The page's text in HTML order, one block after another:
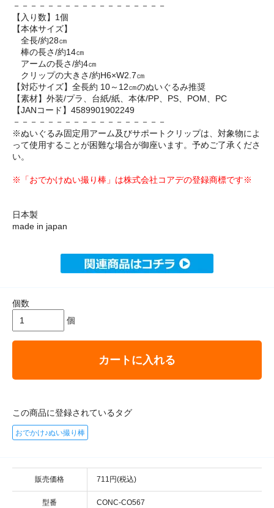
－－－－－－－－－－－－－－－－－－
【入り数】1個
【本体サイズ】
全長/約28㎝
棒の長さ/約14㎝
アームの長さ/約4㎝
クリップの大きさ/約H6×W2.7㎝
【対応サイズ】全長約 10～12㎝のぬいぐるみ推奨
【素材】外装/プラ、台紙/紙、本体/PP、PS、POM、PC
【JANコード】4589901902249
－－－－－－－－－－－－－－－－－－
※ぬいぐるみ固定用アーム及びサポートクリップは、対象物によ
って使用することが困難な場合が御座います。予めご了承くださ
い。
※「おでかけぬい撮り棒」は株式会社コアデの登録商標です※
日本製
made in japan
個数
個
カートに入れる
この商品に登録されているタグ
おでかけ♪ぬい撮り棒
販売価格 711円(税込)
型番 CONC-CO567